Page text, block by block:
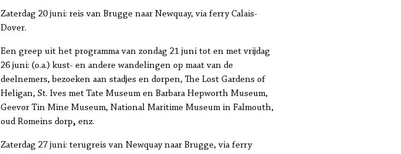
Zaterdag 20 juni: reis van Brugge naar Newquay, via ferry Calais-
Dover.
Een greep uit het programma van zondag 21 juni tot en met vrijdag
26 juni: (o.a.) kust- en andere wandelingen op maat van de
deelnemers, bezoeken aan stadjes en dorpen, The Lost Gardens of
Heligan, St. Ives met Tate Museum en Barbara Hepworth Museum,
Geevor Tin Mine Museum, National Maritime Museum in Falmouth,
oud Romeins dorp, enz.
Zaterdag 27 juni: terugreis van Newquay naar Brugge, via ferry